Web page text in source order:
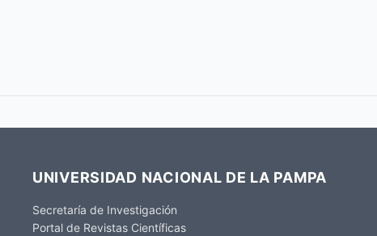
UNIVERSIDAD NACIONAL DE LA PAMPA
Secretaría de Investigación
Portal de Revistas Científicas